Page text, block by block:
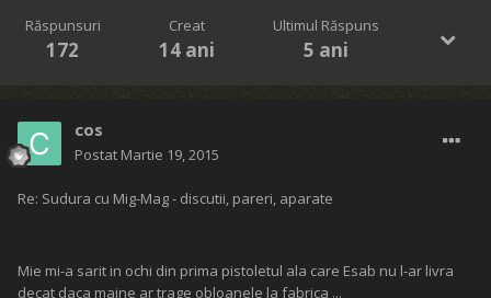
Răspunsuri
172
Creat
14 ani
Ultimul Răspuns
5 ani
cos
Postat Martie 19, 2015
Re: Sudura cu Mig-Mag - discutii, pareri, aparate
Mie mi-a sarit in ochi din prima pistoletul ala care Esab nu l-ar livra
decat daca maine ar trage obloanele la fabrica ...